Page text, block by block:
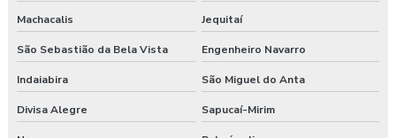
Machacalis Jequitaí
São Sebastião da Bela Vista Engenheiro Navarro
Indaiabira São Miguel do Anta
Divisa Alegre Sapucaí-Mirim